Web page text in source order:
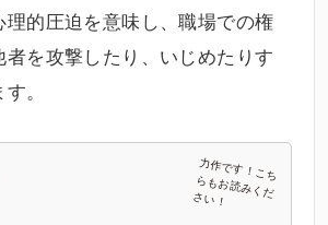
理的圧迫を意味し、職場での権
を攻撃したり、いじめたりす
。